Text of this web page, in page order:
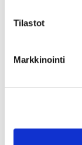
Tilastot
Markkinointi
Meitä on
Helsingin
nopeasti